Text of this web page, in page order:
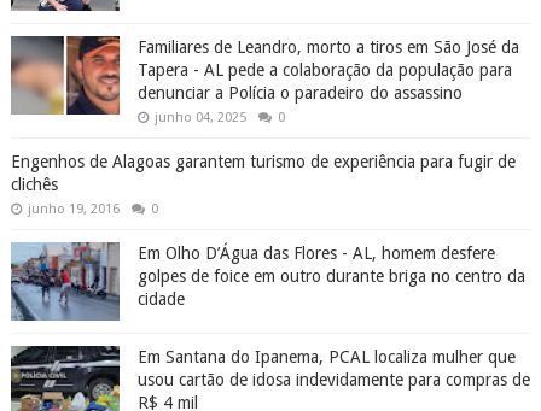
Familiares de Leandro, morto a tiros em São José da
Tapera - AL pede a colaboração da população para
denunciar a Polícia o paradeiro do assassino
junho 04, 2025 0
Engenhos de Alagoas garantem turismo de experiência para fugir de
clichês
junho 19, 2016 0
Em Olho D’Água das Flores - AL, homem desfere
golpes de foice em outro durante briga no centro da
cidade
Em Santana do Ipanema, PCAL localiza mulher que
usou cartão de idosa indevidamente para compras de
R$ 4 mil